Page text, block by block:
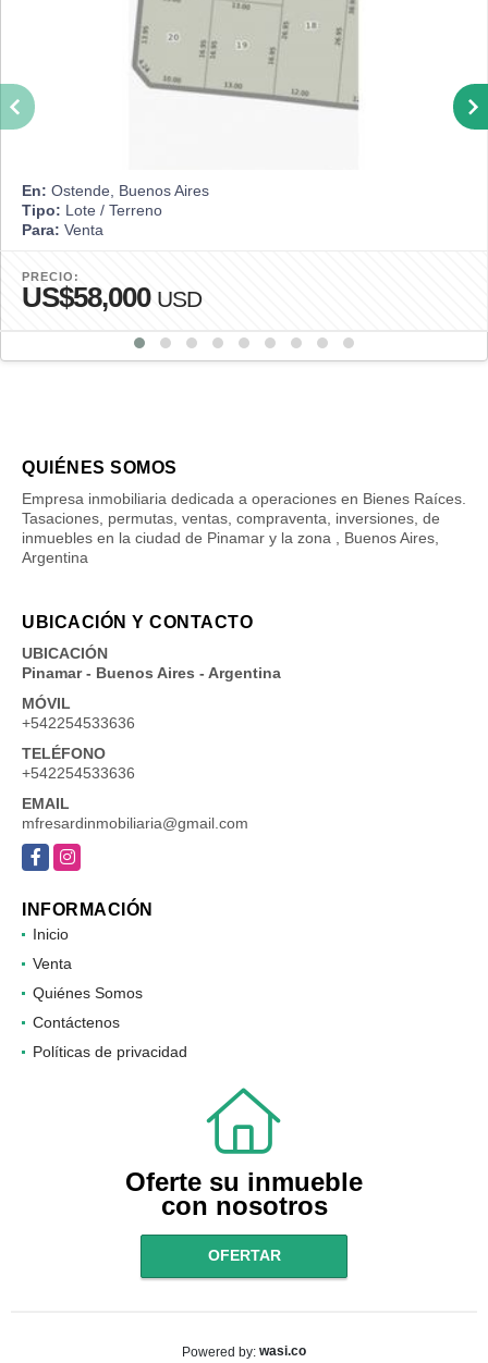
En: Ostende, Buenos Aires
Tipo: Lote / Terreno
Para: Venta
PRECIO:
US$58,000 USD
QUIÉNES SOMOS
Empresa inmobiliaria dedicada a operaciones en Bienes Raíces.
Tasaciones, permutas, ventas, compraventa, inversiones, de
inmuebles en la ciudad de Pinamar y la zona , Buenos Aires,
Argentina
UBICACIÓN Y CONTACTO
UBICACIÓN
Pinamar - Buenos Aires - Argentina
MÓVIL
+542254533636
TELÉFONO
+542254533636
EMAIL
mfresardinmobiliaria@gmail.com
INFORMACIÓN
Inicio
Venta
Quiénes Somos
Contáctenos
Oferte su inmueble
con nosotros
OFERTAR